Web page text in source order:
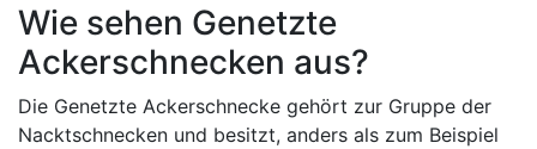
Wie sehen Genetzte
Ackerschnecken aus?
Die Genetzte Ackerschnecke gehört zur Gruppe der
Nacktschnecken und besitzt, anders als zum Beispiel